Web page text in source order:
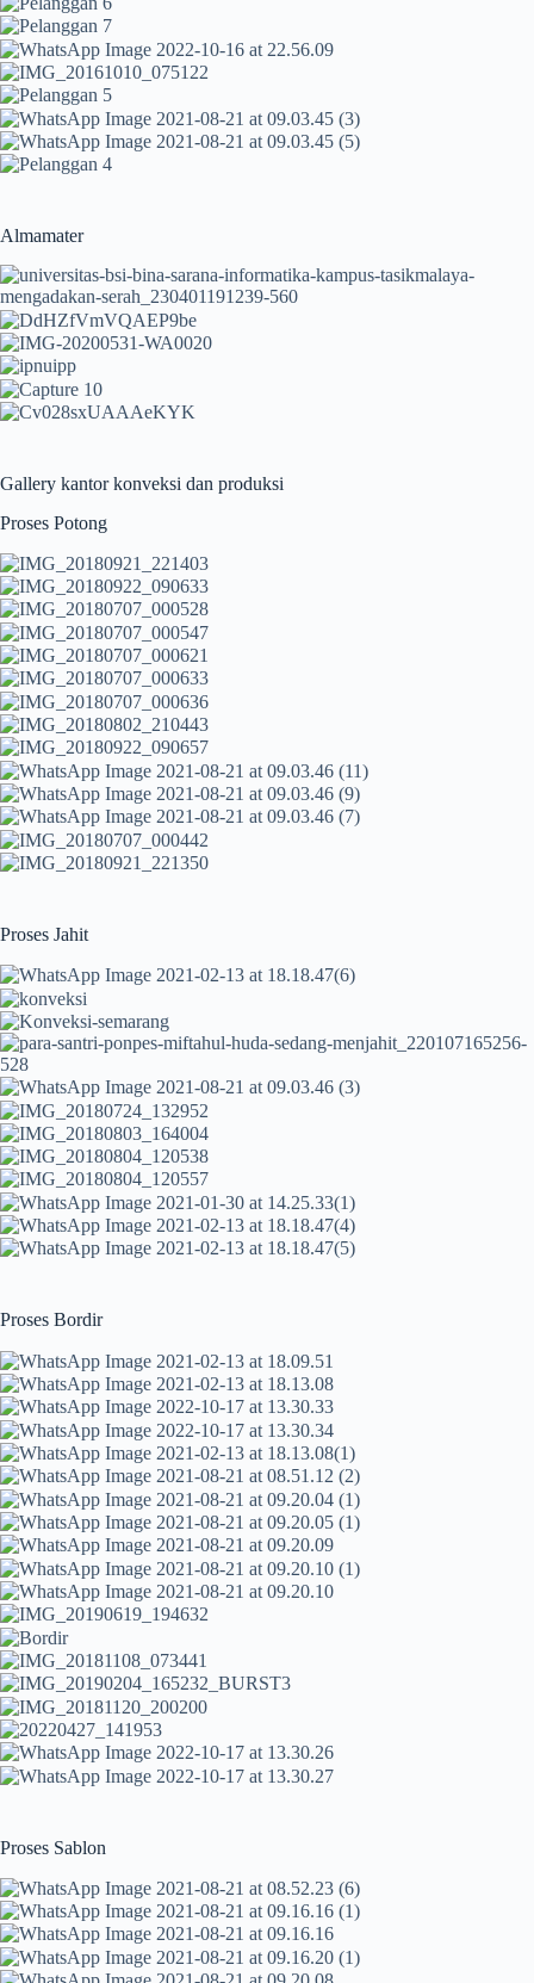
Almamater
Gallery kantor konveksi dan produksi
Proses Potong
Proses Jahit
Proses Bordir
Proses Sablon